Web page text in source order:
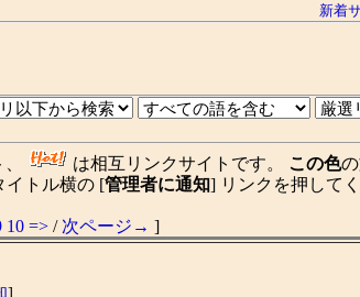
新着
は相互リンクサイトです。 この色
イトル横の [管理者に通知] リンクを押して
10 => / 次ページ→ ]
]